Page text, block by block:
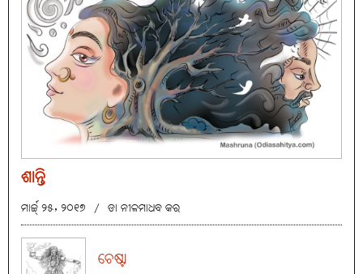
ଶାନ୍ତି
ମାର୍ଚ୍ଚ୍ ୨୫, ୨୦୧୭ / ଡା ନୀଳମାଧବ କର
ଚେଷ୍ଟା